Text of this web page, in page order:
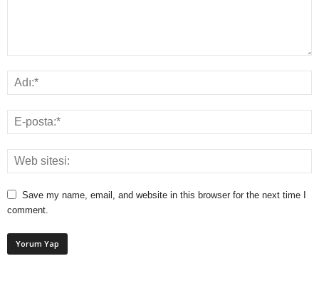
Save my name, email, and website in this browser for the next time I
comment.